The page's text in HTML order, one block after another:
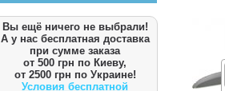
Вы ещё ничего не выбрали!
А у нас бесплатная доставка
при сумме заказа
от 500 грн по Киеву,
от 2500 грн по Украине!
Условия бесплатной